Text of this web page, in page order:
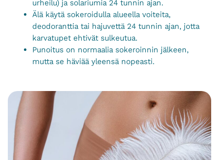
urheilu) ja solariumia 24 tunnin ajan.
Älä käytä sokeroidulla alueella voiteita,
deodoranttia tai hajuvettä 24 tunnin ajan, jotta
karvatupet ehtivät sulkeutua.
Punoitus on normaalia sokeroinnin jälkeen,
mutta se häviää yleensä nopeasti.